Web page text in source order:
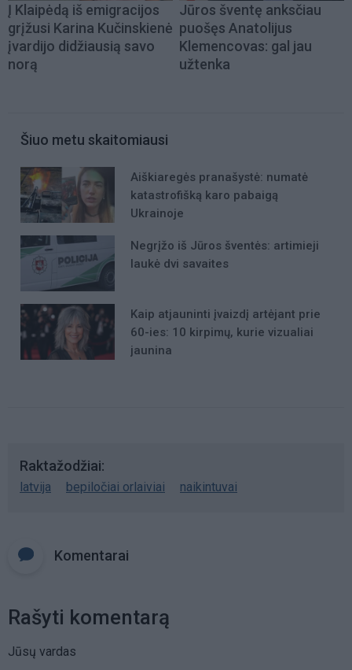
Į Klaipėdą iš emigracijos
grįžusi Karina Kučinskienė
įvardijo didžiausią savo
norą
Jūros šventę anksčiau
puošęs Anatolijus
Klemencovas: gal jau
užtenka
Šiuo metu skaitomiausi
Aiškiaregės pranašystė: numatė
katastrofišką karo pabaigą
Ukrainoje
Negrįžo iš Jūros šventės: artimieji
laukė dvi savaites
Kaip atjauninti įvaizdį artėjant prie
60-ies: 10 kirpimų, kurie vizualiai
jaunina
Raktažodžiai
latvija bepiločiai orlaiviai naikintuvai
Komentarai
Rašyti komentarą
Jūsų vardas